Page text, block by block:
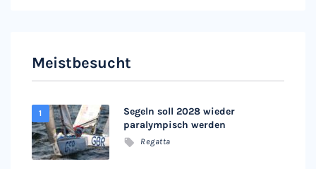
Meistbesucht
Segeln soll 2028 wieder
paralympisch werden
Regatta